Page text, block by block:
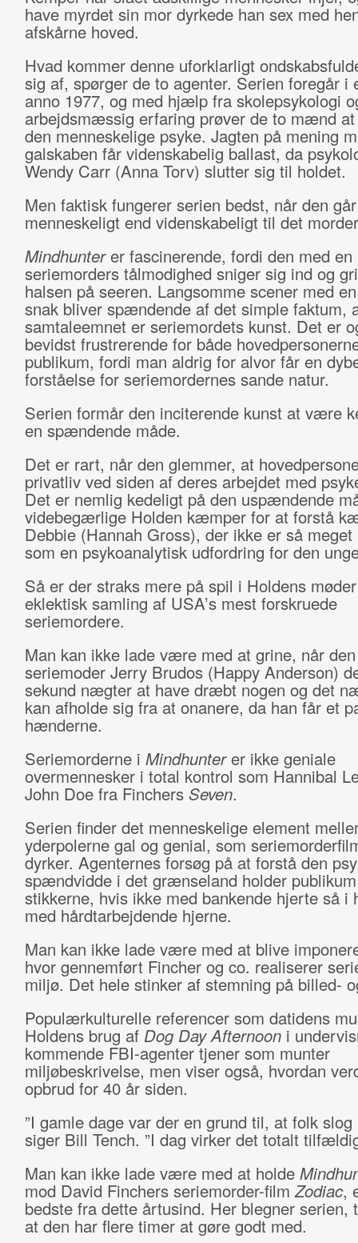
have myrdet sin mor dyrkede han sex med
afskårne hoved.
Hvad kommer denne uforklarligt
sig af, spørger de to agenter. Serien foregår i
anno 1977, og med hjælp fra skolepsykologi
arbejdsmæssig erfaring prøver de to mænd
den menneskelige psyke. Jagten på mening
galskaben får videnskabelig ballast, da
Wendy Carr (Anna Torv) slutter sig til holdet.
Men faktisk fungerer serien bedst, når den
menneskeligt end videnskabeligt til det
Mindhunterer fascinerende, fordi den med en
seriemorders tålmodighed sniger sig ind og
halsen på seeren. Langsomme scener med
snak bliver spændende af det simple faktum,
samtaleemnet er seriemordets kunst. Det er
bevidst frustrerende for både
publikum, fordi man aldrig for alvor får en
forståelse for seriemordernes sande natur.
Serien formår den inciterende kunst at være
en spændende måde.
Det er rart, når den glemmer, at
privatliv ved siden af deres arbejdet med
Det er nemlig kedeligt på den uspændende
videbegærlige Holden kæmper for at forstå
Debbie (Hannah Gross), der ikke er så meget
som en psykoanalytisk udfordring for den
Så er der straks mere på spil i Holdens
eklektisk samling af USA’s mest forskruede
seriemordere.
Man kan ikke lade være med at grine, når
seriemoder Jerry Brudos (Happy Anderson)
sekund nægter at have dræbt nogen og det
kan afholde sig fra at onanere, da han får et
hænderne.
Seriemorderne i Mindhunterer ikke geniale
overmennesker i total kontrol som Hannibal
John Doe fra Finchers Seven.
Serien finder det menneskelige element
yderpolerne gal og genial, som
dyrker. Agenternes forsøg på at forstå den
spændvidde i det grænseland holder
stikkerne, hvis ikke med bankende hjerte så i
med hårdtarbejdende hjerne.
Man kan ikke lade være med at blive
hvor gennemført Fincher og co. realiserer
miljø. Det hele stinker af stemning på billed-
Populærkulturelle referencer som datidens
Holdens brug af Dog Day Afternoon i
kommende FBI-agenter tjener som munter
miljøbeskrivelse, men viser også, hvordan
opbrud for 40 år siden.
”I gamle dage var der en grund til, at folk slog
siger Bill Tench. ”I dag virker det totalt
Man kan ikke lade være med at holde
mod David Finchers seriemorder-filmZodiac,
bedste fra dette årtusind. Her blegner serien,
at den har flere timer at gøre godt med.